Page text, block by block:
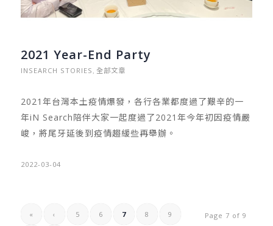
2021 Year-End Party
INSEARCH STORIES 全部文章
2021年台灣本土疫情爆發，各行各業都度過了艱辛的一
年iN Search陪伴大家一起度過了2021年今年初因疫情嚴
峻，將尾牙延後到疫情趨緩些再舉辦。
2022-03-04
Page 7 of 9
« ‹ 5 6 7 8 9